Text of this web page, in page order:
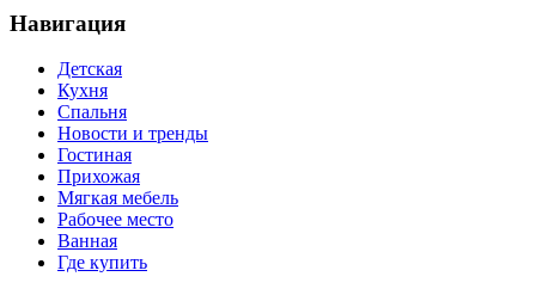
Навигация
Детская
Кухня
Спальня
Новости и тренды
Гостиная
Прихожая
Мягкая мебель
Рабочее место
Ванная
Где купить